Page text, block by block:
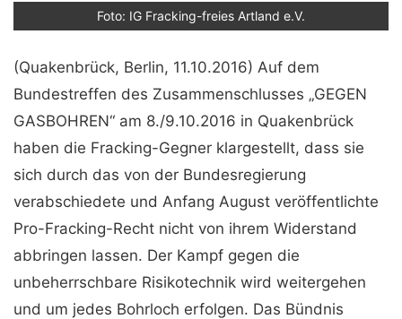
Foto: IG Fracking-freies Artland e.V.
(Quakenbrück, Berlin, 11.10.2016) Auf dem
Bundestreffen des Zusammenschlusses „GEGEN
GASBOH­REN“ am 8./9.10.2016 in Quakenbrück
haben die Fracking-Gegner klargestellt, dass sie
sich durch das von der Bundesregierung
verabschiedete und Anfang August veröffentlichte
Pro-Fracking-Recht nicht von ihrem Widerstand
abbringen lassen. Der Kampf gegen die
unbeherrschbare Risikotechnik wird weitergehen
und um jedes Bohrloch erfolgen. Das Bündnis